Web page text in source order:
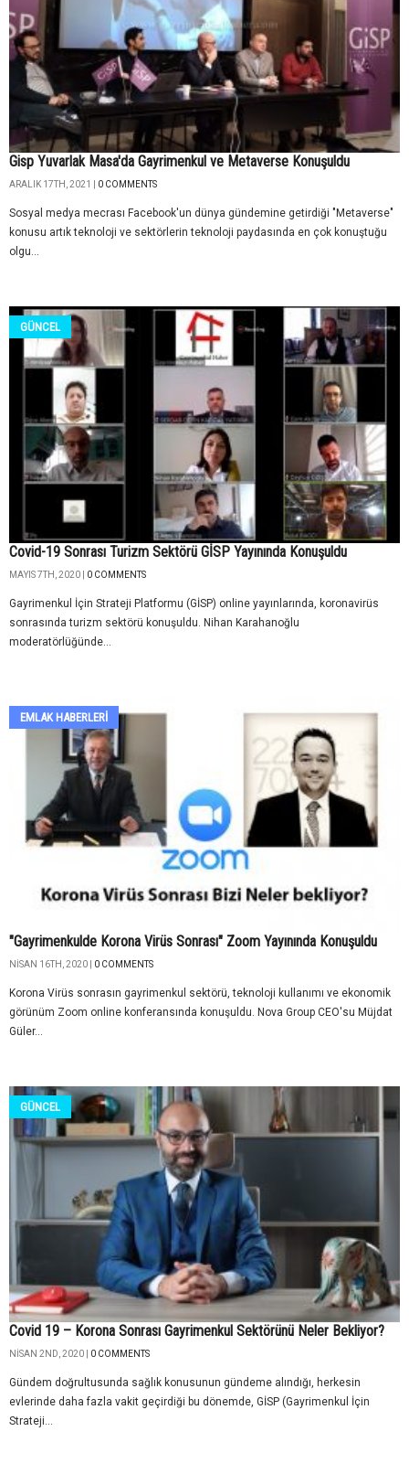
Gisp Yuvarlak Masa'da Gayrimenkul ve Metaverse Konuşuldu
ARALIK 17TH, 2021 | 0 COMMENTS
Sosyal medya mecrası Facebook'un dünya gündemine getirdiği "Metaverse"
konusu artık teknoloji ve sektörlerin teknoloji paydasında en çok konuştuğu
olgu...
GÜNCEL
Covid-19 Sonrası Turizm Sektörü GİSP Yayınında Konuşuldu
MAYIS 7TH, 2020 | 0 COMMENTS
Gayrimenkul İçin Strateji Platformu (GİSP) online yayınlarında, koronavirüs
sonrasında turizm sektörü konuşuldu. Nihan Karahanoğlu
moderatörlüğünde...
EMLAK HABERLERI
"Gayrimenkulde Korona Virüs Sonrası" Zoom Yayınında Konuşuldu
NISAN 16TH, 2020 | 0 COMMENTS
Korona Virüs sonrasın gayrimenkul sektörü, teknoloji kullanımı ve ekonomik
görünüm Zoom online konferansında konuşuldu. Nova Group CEO'su Müjdat
Güler...
GÜNCEL
Covid 19 – Korona Sonrası Gayrimenkul Sektörünü Neler Bekliyor?
NISAN 2ND, 2020 | 0 COMMENTS
Gündem doğrultusunda sağlık konusunun gündeme alındığı, herkesin
evlerinde daha fazla vakit geçirdiği bu dönemde, GİSP (Gayrimenkul İçin
Strateji...